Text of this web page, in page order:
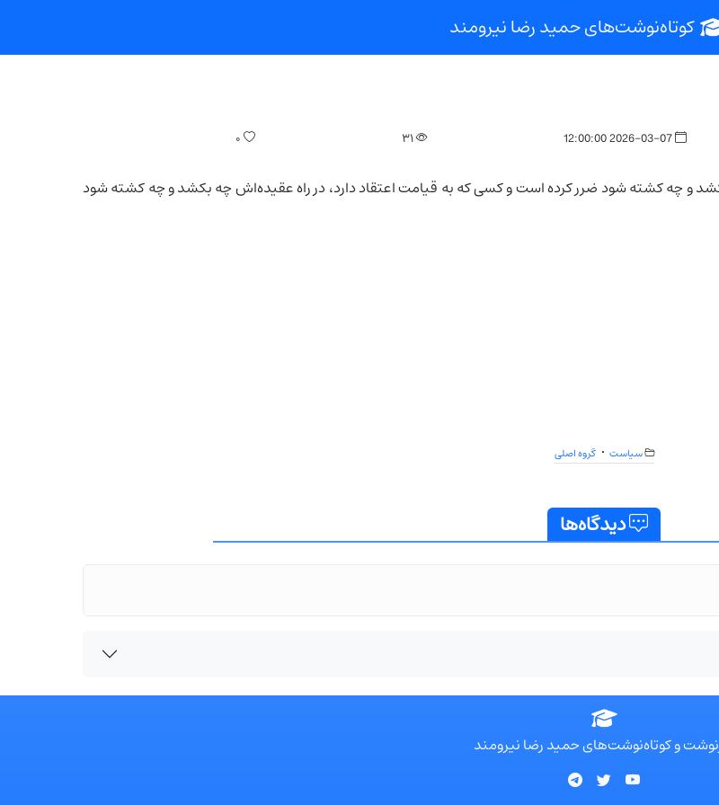
کوتاه‌نوشت‌های حمید رضا نیرومند
2026-03-07 12:00:00 ۳۱ ۰
و چه کشته شود ضرر کرده است و کسی که به قیامت اعتقاد دارد، در راه عقیده‌اش چه بکشد و چه کشته شود
سیاست گروه اصلی
دیدگاه‌ها
و کوتاه‌نوشت‌های حمید رضا نیرومند